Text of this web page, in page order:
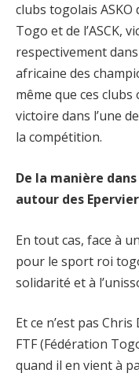
clubs togolais
Togo et de l’ASCK,
respectivement
africaine des
même que ces
victoire dans l’une
la compétition.
De la manière
autour des
En tout cas, face à
pour le sport roi
solidarité et à
Et ce n’est pas
FTF (Fédération
quand il en vient à